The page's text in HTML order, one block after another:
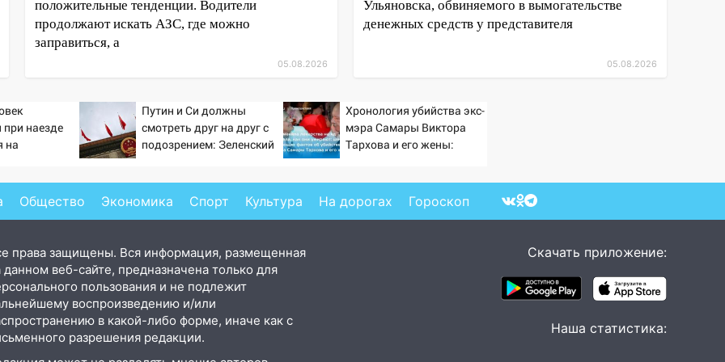
положительные тенденции. Водители
продолжают искать АЗС, где можно
заправиться, а
05.08.2026
Ульяновска, обвиняемого в вымогательстве
денежных средств у представителя
05.08.2026
при наезде
на
Путин и Си должны
смотреть друг на друг с
подозрением: Зеленский
Хронология убийства экс-
мэра Самары Виктора
Тархова и его жены:
подробности
Общество Экономика Спорт Культура На дорогах Гороскоп
права защищены. Вся информация, размещенная
данном веб-сайте, предназначена только для
пользования и не подлежит
воспроизведению и/или
в какой-либо форме, иначе как с
разрешения редакции.
Скачать приложение:
Наша статистика: